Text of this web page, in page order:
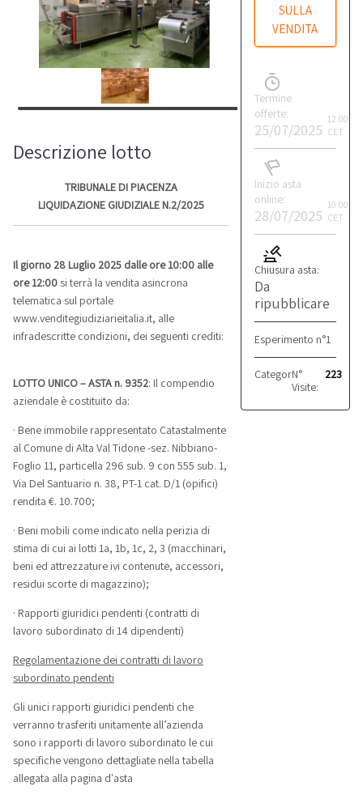
SULLA
VENDITA
Termine
offerte:
25/07/2025
12:00
CET
Inizio asta
online:
28/07/2025
10:00
CET
Chiusura asta:
Da
ripubblicare
Esperimento n°1
Categoria: Produttivo
N°
Visite:
223
Descrizione lotto
TRIBUNALE DI PIACENZA
LIQUIDAZIONE GIUDIZIALE N.2/2025
Il giorno 28 Luglio 2025 dalle ore 10:00 alle
ore 12:00 si terrà la vendita asincrona
telematica sul portale
www.venditegiudiziarieitalia.it, alle
infradescritte condizioni, dei seguenti crediti:
LOTTO UNICO – ASTA n. 9352: Il compendio
aziendale è costituito da:
· Bene immobile rappresentato Catastalmente
al Comune di Alta Val Tidone -sez. Nibbiano-
Foglio 11, particella 296 sub. 9 con 555 sub. 1,
Via Del Santuario n. 38, PT-1 cat. D/1 (opifici)
rendita €. 10.700;
· Beni mobili come indicato nella perizia di
stima di cui ai lotti 1a, 1b, 1c, 2, 3 (macchinari,
beni ed attrezzature ivi contenute, accessori,
residui scorte di magazzino);
· Rapporti giuridici pendenti (contratti di
lavoro subordinato di 14 dipendenti)
Regolamentazione dei contratti di lavoro
subordinato pendenti
Gli unici rapporti giuridici pendenti che
verranno trasferiti unitamente all’azienda
sono i rapporti di lavoro subordinato le cui
specifiche vengono dettagliate nella tabella
allegata alla pagina d'asta